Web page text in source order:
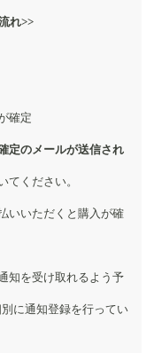
れ>>
確定
定のメールが送信され
てください。
いいただくと購入が確
知を受け取れるよう予
に通知登録を行ってい